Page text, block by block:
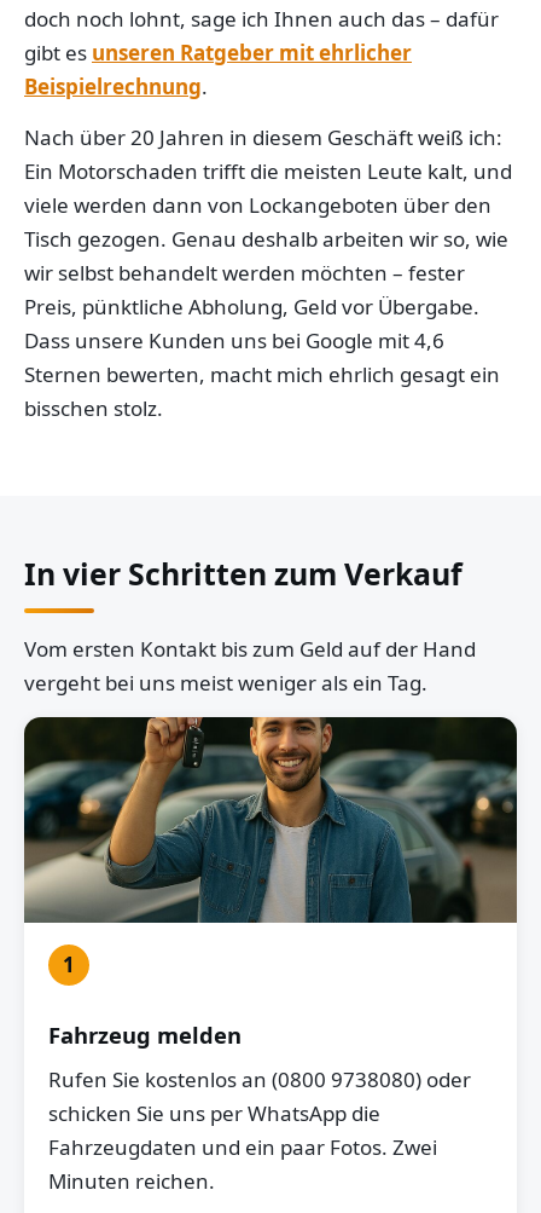
doch noch lohnt, sage ich Ihnen auch das – dafür
gibt es unseren Ratgeber mit ehrlicher
Beispielrechnung.
Nach über 20 Jahren in diesem Geschäft weiß ich:
Ein Motorschaden trifft die meisten Leute kalt, und
viele werden dann von Lockangeboten über den
Tisch gezogen. Genau deshalb arbeiten wir so, wie
wir selbst behandelt werden möchten – fester
Preis, pünktliche Abholung, Geld vor Übergabe.
Dass unsere Kunden uns bei Google mit 4,6
Sternen bewerten, macht mich ehrlich gesagt ein
bisschen stolz.
In vier Schritten zum Verkauf
Vom ersten Kontakt bis zum Geld auf der Hand
vergeht bei uns meist weniger als ein Tag.
1
Fahrzeug melden
Rufen Sie kostenlos an (0800 9738080) oder
schicken Sie uns per WhatsApp die
Fahrzeugdaten und ein paar Fotos. Zwei
Minuten reichen.